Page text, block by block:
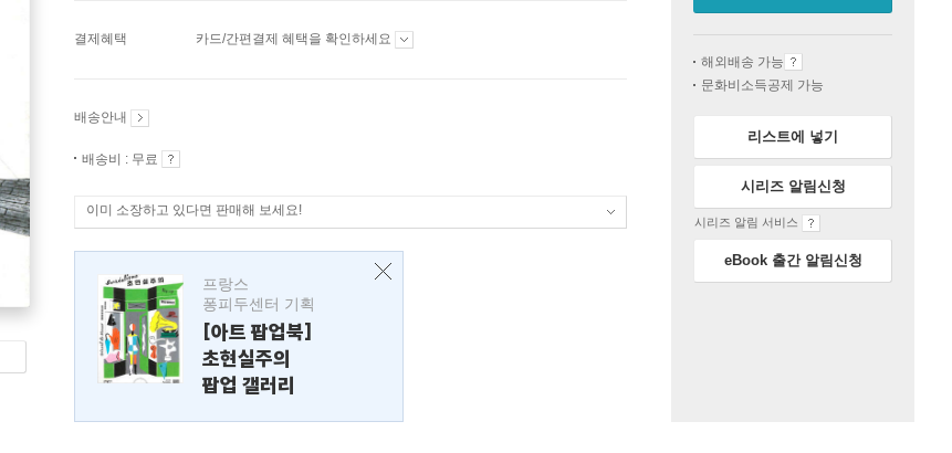
결제혜택 카드/간편결제 혜택을 확인하세요
배송안내
배송비 : 무료
이미 소장하고 있다면 판매해 보세요!
프랑스
퐁피두센터 기획
[아트 팝업북]
초현실주의
팝업 갤러리
해외배송 가능
문화비소득공제 가능
리스트에 넣기
시리즈 알림신청
시리즈 알림 서비스
eBook 출간 알림신청